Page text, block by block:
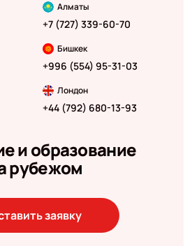
Алматы
+7 (727) 339-60-70
Бишкек
+996 (554) 95-31-03
Лондон
+44 (792) 680-13-93
и образование
рубежом
заявку